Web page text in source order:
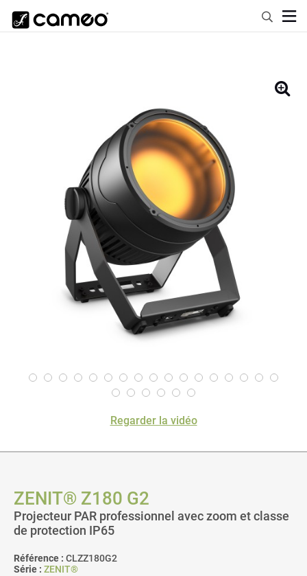
Regarder la vidéo
ZENIT® Z180 G2
Projecteur PAR professionnel avec zoom et classe
de protection IP65
Référence : CLZZ180G2
Série : ZENIT®